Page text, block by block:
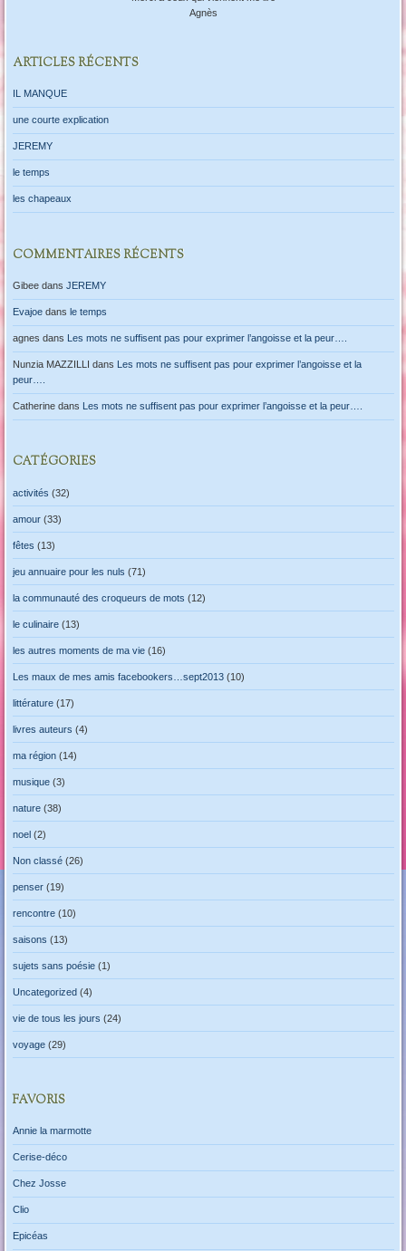
Agnès
ARTICLES RÉCENTS
IL MANQUE
une courte explication
JEREMY
le temps
les chapeaux
COMMENTAIRES RÉCENTS
Gibeedans JEREMY
Evajoedans le temps
agnes dans Les mots ne suffisent pas pour exprimer l’angoisse et la peur….
Nunzia MAZZILLI dans Les mots ne suffisent pas pour exprimer l’angoisse et la
peur….
Catherinedans Les mots ne suffisent pas pour exprimer l’angoisse et la peur….
CATÉGORIES
activités (32)
amour(33)
fêtes (13)
jeu annuaire pour les nuls (71)
la communauté des croqueurs de mots (12)
le culinaire(13)
les autres moments de ma vie(16)
Les maux de mes amis facebookers…sept2013(10)
littérature(17)
livres auteurs (4)
ma région(14)
musique(3)
nature(38)
noel(2)
Non classé(26)
penser(19)
rencontre(10)
saisons (13)
sujets sans poésie(1)
Uncategorized(4)
vie de tous les jours (24)
voyage(29)
FAVORIS
Annie la marmotte
Cerise-déco
Chez Josse
Clio
Epicéas